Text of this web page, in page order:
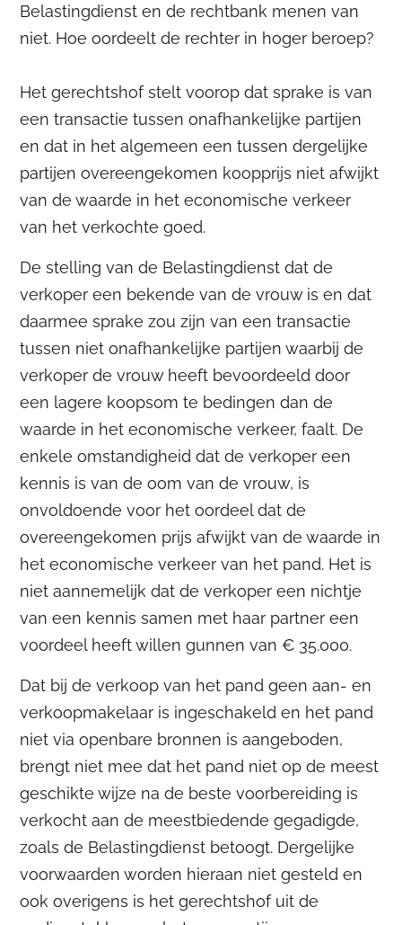
Belastingdienst en de rechtbank menen van
niet. Hoe oordeelt de rechter in hoger beroep?
Het gerechtshof stelt voorop dat sprake is van
een transactie tussen onafhankelijke partijen
en dat in het algemeen een tussen dergelijke
partijen overeengekomen koopprijs niet afwijkt
van de waarde in het economische verkeer
van het verkochte goed.
De stelling van de Belastingdienst dat de
verkoper een bekende van de vrouw is en dat
daarmee sprake zou zijn van een transactie
tussen niet onafhankelijke partijen waarbij de
verkoper de vrouw heeft bevoordeeld door
een lagere koopsom te bedingen dan de
waarde in het economische verkeer, faalt. De
enkele omstandigheid dat de verkoper een
kennis is van de oom van de vrouw, is
onvoldoende voor het oordeel dat de
overeengekomen prijs afwijkt van de waarde in
het economische verkeer van het pand. Het is
niet aannemelijk dat de verkoper een nichtje
van een kennis samen met haar partner een
voordeel heeft willen gunnen van € 35.000.
Dat bij de verkoop van het pand geen aan- en
verkoopmakelaar is ingeschakeld en het pand
niet via openbare bronnen is aangeboden,
brengt niet mee dat het pand niet op de meest
geschikte wijze na de beste voorbereiding is
verkocht aan de meestbiedende gegadigde,
zoals de Belastingdienst betoogt. Dergelijke
voorwaarden worden hieraan niet gesteld en
ook overigens is het gerechtshof uit de